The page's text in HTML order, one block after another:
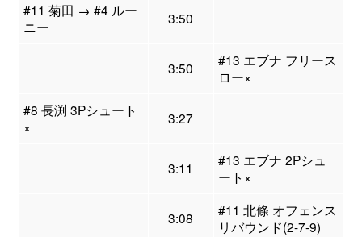
#11 菊田 → #4 ルー
ニー
3:50
3:50
#13 エブナ フリース
ロー×
#8 長渕 3Pシュート
×
3:27
3:11
#13 エブナ 2Pシュ
ート×
3:08
#11 北條 オフェンス
リバウンド(2-7-9)